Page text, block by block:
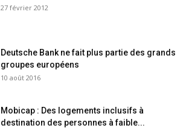
27 février 2012
Deutsche Bank ne fait plus partie des grands
groupes européens
10 août 2016
Mobicap : Des logements inclusifs à
destination des personnes à faible...